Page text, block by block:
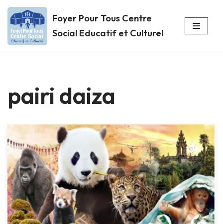
Aller
au
Foyer Pour Tous Centre
Social Educatif et Culturel
pairi daiza